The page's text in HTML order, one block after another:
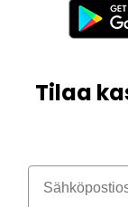
Tilaa